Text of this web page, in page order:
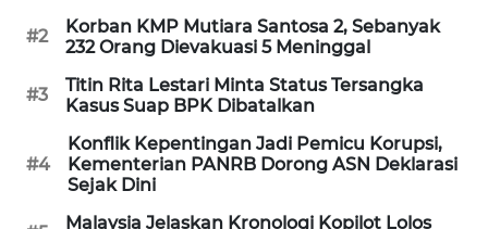
#2
Korban KMP Mutiara Santosa 2, Sebanyak
232 Orang Dievakuasi 5 Meninggal
#3
Titin Rita Lestari Minta Status Tersangka
Kasus Suap BPK Dibatalkan
#4
Konflik Kepentingan Jadi Pemicu Korupsi,
Kementerian PANRB Dorong ASN Deklarasi
Sejak Dini
Malaysia Jelaskan Kronologi Kopilot Lolos
BEKASI
WN
BOGOR
WN
DEPOK